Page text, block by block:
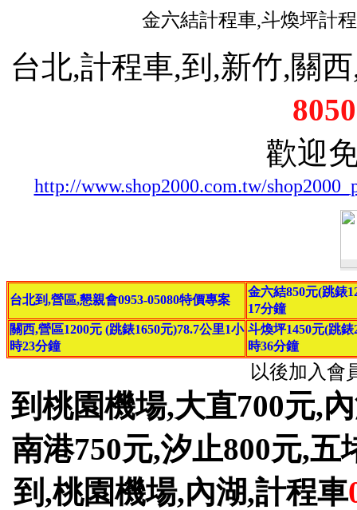
金六結計程車,斗煥坪計
台北,計程車,到,新竹,關
歡迎
http://www.shop2000.com.tw/
台北到,營區,懇親會0953-05080特價專案
金六結850元(跳錶
17分鐘
關西,營區1200元 (跳錶1650元)78.7公里1小
時23分鐘
斗煥坪1450元(跳錶
時36分鐘
以後加入會
到桃園機場,大直700元,
南港750元,汐止800元,五
到,桃園機場,內湖,計程車